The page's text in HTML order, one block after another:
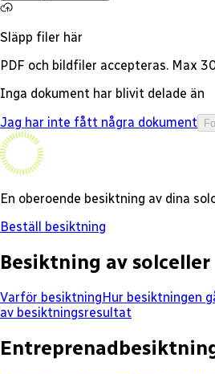
Släpp filer här
PDF och bildfiler accepteras. Max
Inga dokument har blivit delade än
Jag har inte fått några dokument
En oberoende besiktning av dina
Beställ besiktning
Besiktning av solceller
Varför besiktningHur besiktningen
av besiktningsresultat